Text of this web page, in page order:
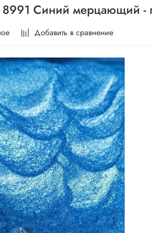
Синий мерцающий -
Добавить в сравнение